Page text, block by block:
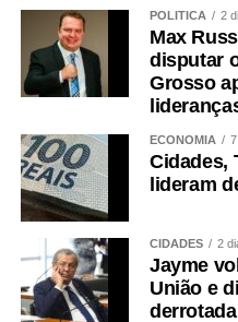
eficiência”, concluiu.
COMENTE ABAIXO:
WhatsApp
POLÍTICA 2
Max
disputar
Grosso
ECONOMIA
Cidades,
lideram
CIDADES 2
Jayme
União e